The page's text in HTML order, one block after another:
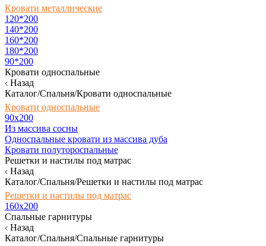
Кровати металлические
120*200
140*200
160*200
180*200
90*200
Кровати односпальные
Назад
Каталог/Спальня/Кровати односпальные
Кровати односпальные
90х200
Из массива сосны
Односпальные кровати из массива дуба
Кровати полутороспальные
Решетки и настилы под матрас
Назад
Каталог/Спальня/Решетки и настилы под матрас
Решетки и настилы под матрас
160х200
Спальные гарнитуры
Назад
Каталог/Спальня/Спальные гарнитуры